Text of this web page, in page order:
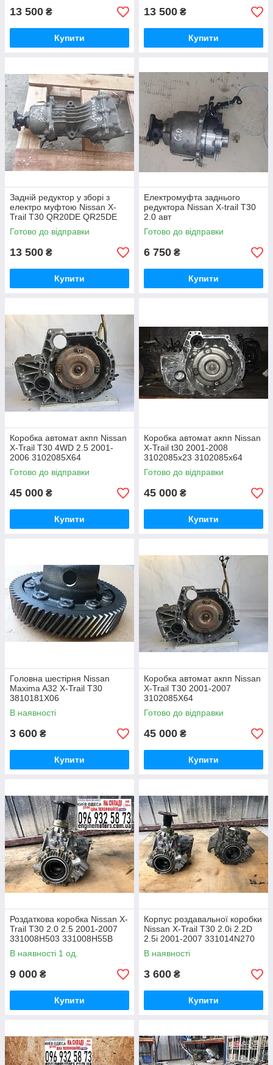
13 500 ₴
Купити
13 500 ₴
Купити
Задній редуктор у зборі з
електро муфтою Nissan X-
Trail T30 QR20DE QR25DE
2.0 2.5 авт
Готово до відправки
13 500 ₴
Купити
Електромуфта заднього
редуктора Nissan X-trail T30
2.0 авт
Готово до відправки
6 750 ₴
Купити
Коробка автомат акпп Nissan
X-Trail T30 4WD 2.5 2001-
2006 3102085X64
Готово до відправки
45 000 ₴
Купити
Коробка автомат акпп Nissan
X-Trail t30 2001-2008
3102085x23 3102085x64
Готово до відправки
45 000 ₴
Купити
Головна шестірня Nissan
Maxima A32 X-Trail T30
3810181X06
В наявності
3 600 ₴
Купити
Коробка автомат акпп Nissan
X-Trail T30 2001-2007
3102085X64
Готово до відправки
45 000 ₴
Купити
Роздаткова коробка Nissan X-
Trail T30 2.0 2.5 2001-2007
331008H503 331008H55B
В наявності 1 од.
9 000 ₴
Купити
Корпус роздавальної коробки
Nissan X-Trail T30 2.0i 2.2D
2.5i 2001-2007 331014N270
331014N273 331014N30B
В наявності
3 600 ₴
Купити